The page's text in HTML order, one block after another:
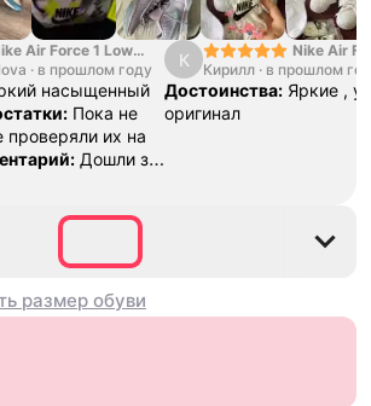
Air Force 1 Low
Pack White
· в прошлом году
насыщенный
Пока не
проверяли их на
Дошли за
К
Nike Air
Yellow
Кирилл · в прошлом
Достоинства: Яркие ,
оригинал
38
размер обуви